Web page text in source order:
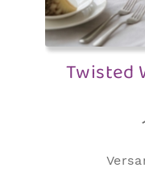
Twisted